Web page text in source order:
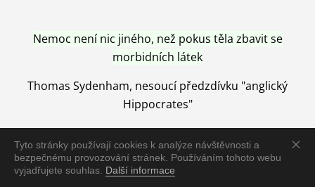
Tyto stránky používají cookies k analýze návštěvnosti a
bezpečnému provozování stránek. Používáním tohoto webu
vyjadřujete souhlas. Další informace
Nemoc není nic jiného, než pokus těla zbavit se
morbidních látek
Thomas Sydenham, nesoucí předzdívku "anglický
Hippocrates"
Nemoc je vyléčena jen pomocí Přírody, neutralizací a